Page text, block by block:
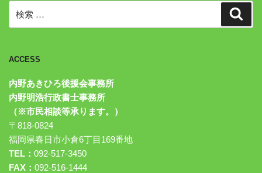
索:
ACCESS
内野あきひろ後援会事務所
内野明浩行政書士事務所
（※市民相談等承ります。）
〒818-0824
福岡県春日市小倉6丁目169番地
TEL： 092-517-3450
FAX： 092-516-1444